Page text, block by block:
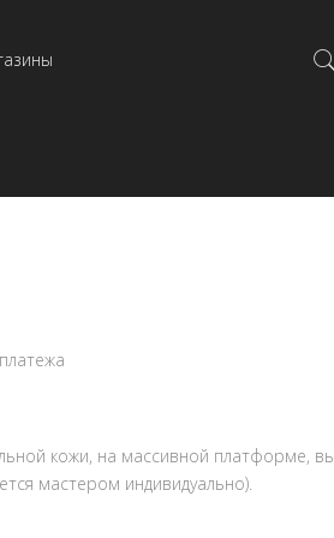
кожи, на массивной платформе,
мастером индивидуально).